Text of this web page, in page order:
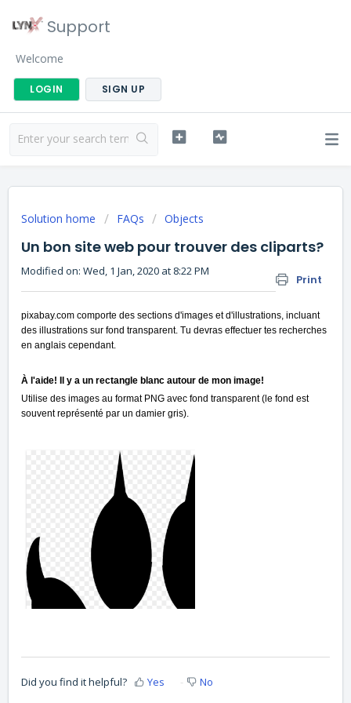
Support
Welcome
LOGIN SIGN UP
Solution home FAQs Objects
Un bon site web pour trouver des cliparts?
Print
Modified on: Wed, 1 Jan, 2020 at 8:22 PM
pixabay.com comporte des sections d'images et d'illustrations, incluant
des illustrations sur fond transparent. Tu devras effectuer tes recherches
en anglais cependant.
À l'aide! Il y a un rectangle blanc autour de mon image!
Utilise des images au format PNG avec fond transparent (le fond est
souvent représenté par un damier gris).
Did you find it helpful? Yes No